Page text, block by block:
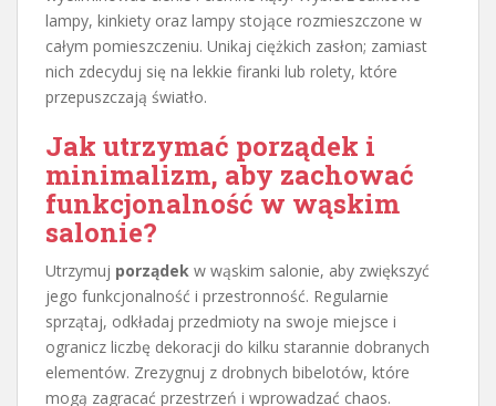
lampy, kinkiety oraz lampy stojące rozmieszczone w
całym pomieszczeniu. Unikaj ciężkich zasłon; zamiast
nich zdecyduj się na lekkie firanki lub rolety, które
przepuszczają światło.
Jak utrzymać porządek i
minimalizm, aby zachować
funkcjonalność w wąskim
salonie?
Utrzymuj porządek w wąskim salonie, aby zwiększyć
jego funkcjonalność i przestronność. Regularnie
sprzątaj, odkładaj przedmioty na swoje miejsce i
ogranicz liczbę dekoracji do kilku starannie dobranych
elementów. Zrezygnuj z drobnych bibelotów, które
mogą zagracać przestrzeń i wprowadzać chaos.